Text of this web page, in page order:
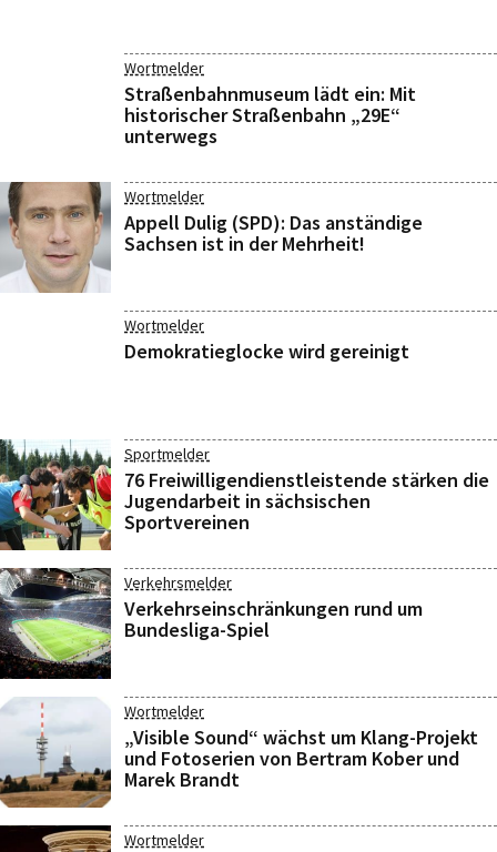
Wortmelder
Straßenbahnmuseum lädt ein: Mit
historischer Straßenbahn „29E“
unterwegs
Wortmelder
Appell Dulig (SPD): Das anständige
Sachsen ist in der Mehrheit!
Wortmelder
Demokratieglocke wird gereinigt
Sportmelder
76 Freiwilligendienstleistende stärken die
Jugendarbeit in sächsischen
Sportvereinen
Verkehrsmelder
Verkehrseinschränkungen rund um
Bundesliga-Spiel
Wortmelder
„Visible Sound“ wächst um Klang-Projekt
und Fotoserien von Bertram Kober und
Marek Brandt
Wortmelder